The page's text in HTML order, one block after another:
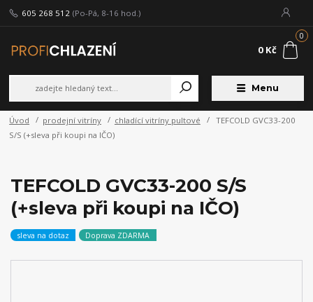
Menu
605 268 512 (Po-Pá, 8-16 hod.)
0
0 Kč
Úvod prodejní vitríny chladící vitríny pultové
TEFCOLD GVC33-200
S/S (+sleva při koupi na IČO)
TEFCOLD GVC33-200 S/S
(+sleva při koupi na IČO)
sleva na dotaz Doprava ZDARMA